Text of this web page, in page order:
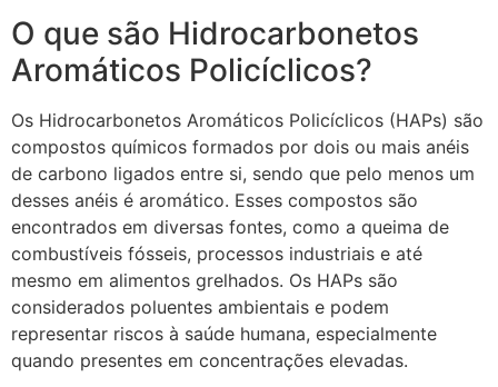
O que são Hidrocarbonetos
Aromáticos Policíclicos?
Os Hidrocarbonetos Aromáticos Policíclicos (HAPs) são
compostos químicos formados por dois ou mais anéis
de carbono ligados entre si, sendo que pelo menos um
desses anéis é aromático. Esses compostos são
encontrados em diversas fontes, como a queima de
combustíveis fósseis, processos industriais e até
mesmo em alimentos grelhados. Os HAPs são
considerados poluentes ambientais e podem
representar riscos à saúde humana, especialmente
quando presentes em concentrações elevadas.